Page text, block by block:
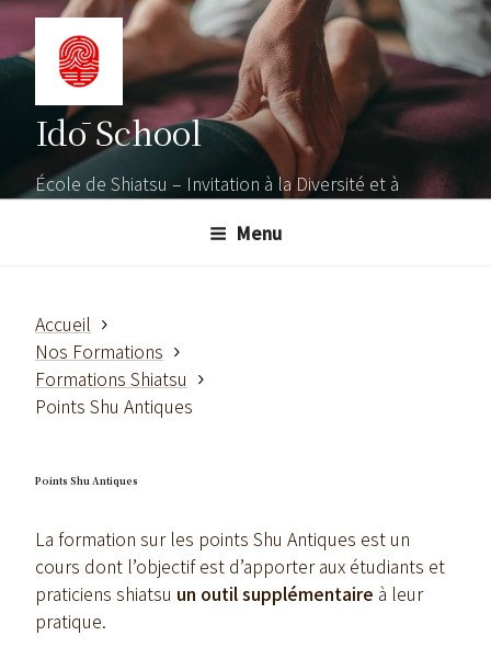
Aller
contenu
Idō School
École de Shiatsu – Invitation à la Diversité et à
Menu
Accueil
Nos Formations
Formations Shiatsu
Points Shu Antiques
Points Shu Antiques
La formation sur les points Shu Antiques est un
cours dont l’objectif est d’apporter aux étudiants et
praticiens shiatsu un outilsupplémentaire à leur
pratique.